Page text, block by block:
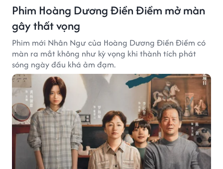
Phim Hoàng Dương Điền Điềm mở màn
gây thất vọng
Phim mới Nhân Ngư của Hoàng Dương Điền Điềm có
màn ra mắt không như kỳ vọng khi thành tích phát
sóng ngày đầu khá ảm đạm.